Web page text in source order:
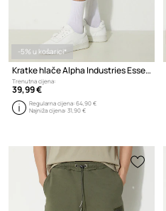
-5% u košarici*
Kratke hlače Alpha Industries Essentials RL
Trenutna cijena:
39,99 €
Regularna cijena:64,90 €
Najniža cijena:31,90 €